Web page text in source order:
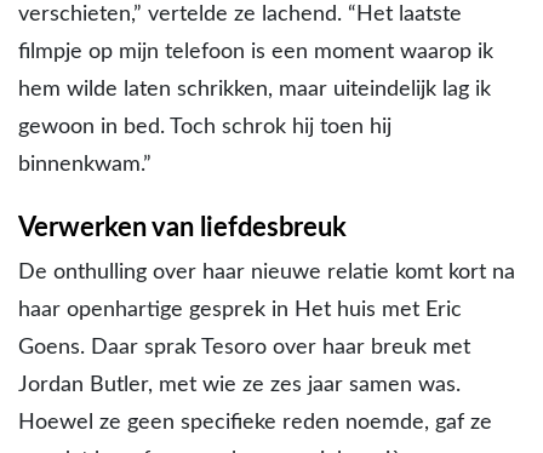
verschieten,” vertelde ze lachend. “Het laatste
filmpje op mijn telefoon is een moment waarop ik
hem wilde laten schrikken, maar uiteindelijk lag ik
gewoon in bed. Toch schrok hij toen hij
binnenkwam.”
Verwerken van liefdesbreuk
De onthulling over haar nieuwe relatie komt kort na
haar openhartige gesprek in Het huis met Eric
Goens. Daar sprak Tesoro over haar breuk met
Jordan Butler, met wie ze zes jaar samen was.
Hoewel ze geen specifieke reden noemde, gaf ze